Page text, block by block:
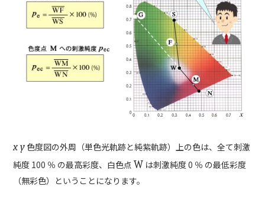
x y 色度図の外周（単色光軌跡と純紫軌跡）上の色は、全て刺激
純度 100 ％ の最高彩度、白色点 W は刺激純度 0 ％ の最低彩度
（無彩色）ということになります。